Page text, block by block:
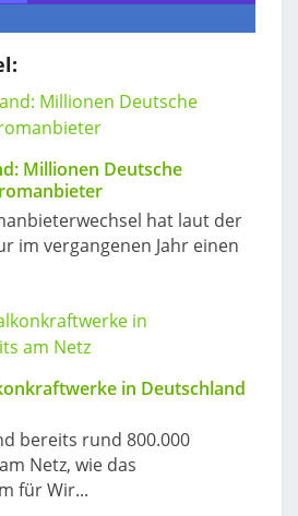
Millionen Deutsche
hat laut der
im vergangenen Jahr einen
in Deutschland
bereits rund 800.000
Netz, wie das
für Wir...